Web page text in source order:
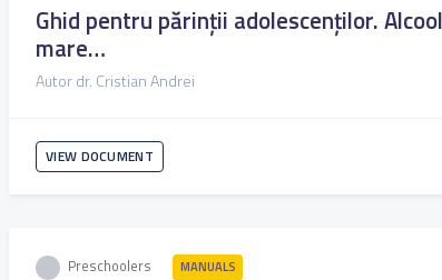
Ghid pentru părinții adolescenților.
mare…
Autor dr. Cristian Andrei
VIEW DOCUMENT
Preschoolers MANUALS